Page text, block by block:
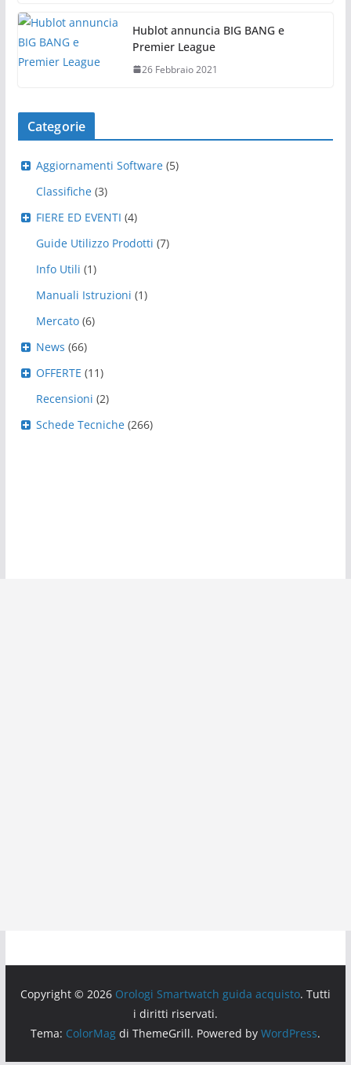
Hublot annuncia BIG BANG e
Premier League
26 Febbraio 2021
Categorie
Aggiornamenti Software (5)
Classifiche (3)
FIERE ED EVENTI (4)
Guide Utilizzo Prodotti (7)
Info Utili (1)
Manuali Istruzioni (1)
Mercato (6)
News (66)
OFFERTE (11)
Recensioni (2)
Schede Tecniche (266)
Copyright © 2026 Orologi Smartwatch guida acquisto. Tutti
i diritti riservati.
Tema: ColorMagdi ThemeGrill. Powered by WordPress.